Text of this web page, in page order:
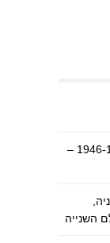
מלחמת האזרחים ביוון 1946-1949 –
השנייה